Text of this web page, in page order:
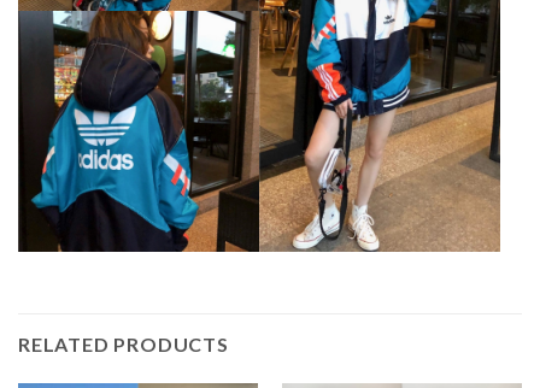
RELATED PRODUCTS